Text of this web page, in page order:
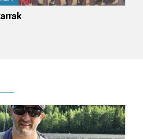
prozesatzeko moduari
eta ezarri zure lehentasunak
unetan alda edo ken dezakezu